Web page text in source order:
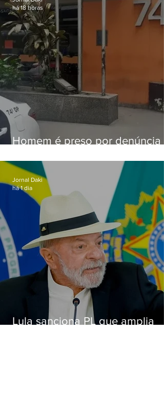
Homem é preso por denúncia
Alcântara
há 18 horas
Lula sanciona PL que amplia
Jornal Daki
há 1 dia